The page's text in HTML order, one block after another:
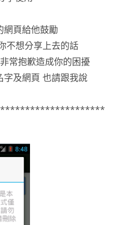
網頁給他鼓勵
不想分享上去的話
常抱歉造成你的困擾
字及網頁 也請跟我說